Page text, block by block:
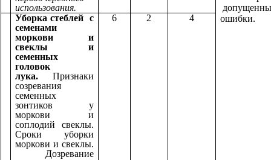
ошибки.
использования.
Уборка стеблей с
семенами
моркови и
свеклы и
семенных
головок
лука. Признаки
созревания
семенных
зонтиков у
моркови и
соплодий свеклы.
Сроки уборки
моркови и свеклы.
Дозревание
6 2 4